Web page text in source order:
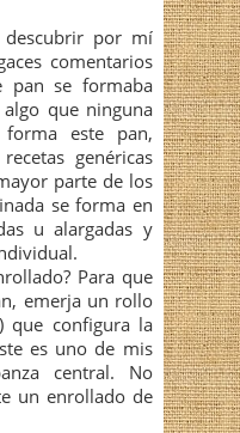
descubrir por mí
comentarios
pan se formaba
algo que ninguna
este pan,
genéricas
parte de los
se forma en
u alargadas y
Para que
emerja un rollo
que configura la
es uno de mis
central. No
un enrollado de